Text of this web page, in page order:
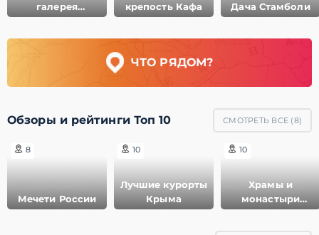
галерея
Айвазовского
крепость Кафа
Дача Стамболи
ЧТО РЯДОМ?
Обзоры и рейтинги Топ 10 СМОТРЕТЬ ВСЕ (8)
8
Мечети России
10
Лучшие курорты
Крыма
10
Храмы и
монастыри
Крыма